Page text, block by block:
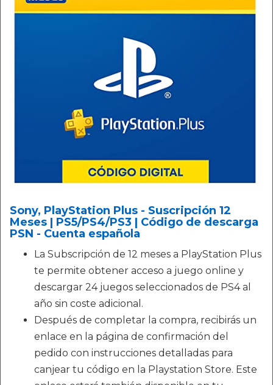
Sony, PlayStation Plus - Suscripción 12
Meses | PS5/PS4/PS3 | Código de descarga
PSN - Cuenta española
La Subscripción de 12 meses a PlayStation Plus
te permite obtener acceso a juego online y
descargar 24 juegos seleccionados de PS4 al
año sin coste adicional.
Después de completar la compra, recibirás un
enlace en la página de confirmación del
pedido con instrucciones detalladas para
canjear tu código en la Playstation Store. Este